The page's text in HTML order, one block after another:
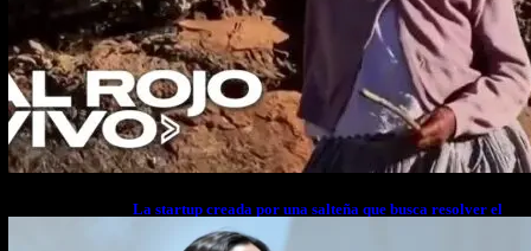
La startup creada por una salteña que busca resolver el
estrés financiero en Latinoamérica